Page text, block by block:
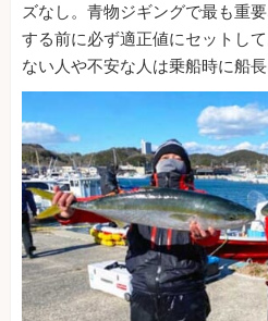
ズなし。青物ジギングで最も重
する前に必ず適正値にセットし
ない人や不安な人は乗船時に船長